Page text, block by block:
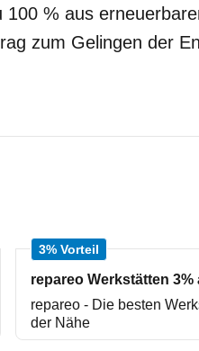
% aus
zum Gelingen der
3% Vorteil
repareo - Die besten
der Nähe